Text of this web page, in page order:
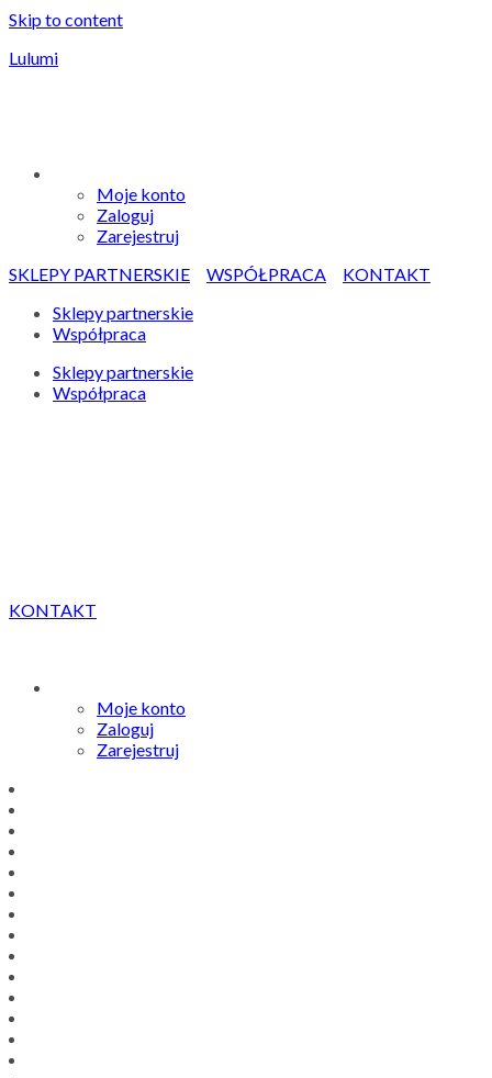
Skip to content
Lulumi
Moje konto
Zaloguj
Zarejestruj
SKLEPY PARTNERSKIE
WSPÓŁPRACA
KONTAKT
Sklepy partnerskie
Współpraca
Sklepy partnerskie
Współpraca
KONTAKT
Moje konto
Zaloguj
Zarejestruj